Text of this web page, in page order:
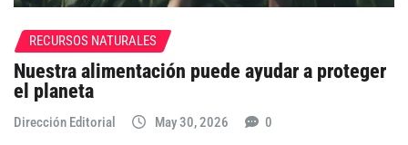
RECURSOS NATURALES
Nuestra alimentación puede ayudar a proteger
el planeta
Dirección Editorial May 30, 2026 0